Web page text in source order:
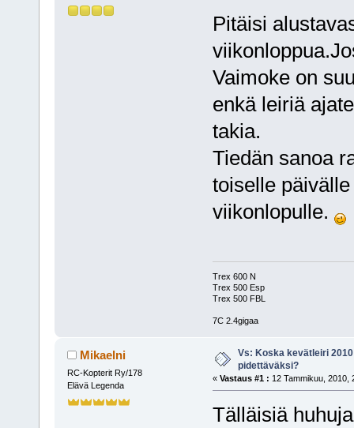
Pitäisi
Vaimoke on
enkä leiriä
takia.
Tiedän sanoa
toiselle
viikonlopulle.
Trex 600 N
Trex 500 Esp
Trex 500 FBL
7C 2.4gigaa
Mikaelni
RC-Kopterit Ry/178
Elävä Legenda
Vs: Koska kevätleiri
pidettäväksi?
« Vastaus #1 : 12 Tammikuu, 2010,
Tälläisiä